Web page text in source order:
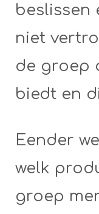
beslissen
niet
de groep
biedt en
Eender
welk
groep